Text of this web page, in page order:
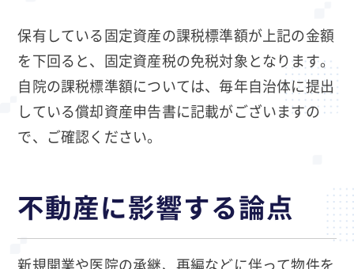
保有している固定資産の課税標準額が上記の金額
を下回ると、固定資産税の免税対象となります。
自院の課税標準額については、毎年自治体に提出
している償却資産申告書に記載がございますの
で、ご確認ください。
不動産に影響する論点
新規開業や医院の承継、再編などに伴って物件を